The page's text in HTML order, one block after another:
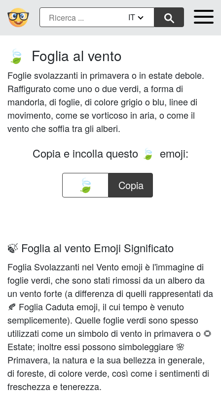
IT
🍃 Foglia al vento
Foglie svolazzanti in primavera o in estate debole.
Raffigurato come uno o due verdi, a forma di
mandorla, di foglie, di colore grigio o blu, linee di
movimento, come se vorticoso in aria, o come il
vento che soffia tra gli alberi.
Copia e incolla questo 🍃 emoji:
Copia
🍃 Foglia al vento Emoji Significato
Foglia Svolazzanti nel Vento emoji è l'immagine di
foglie verdi, che sono stati rimossi da un albero da
un vento forte (a differenza di quelli rappresentati da
🍂 Foglia Caduta emoji, il cui tempo è venuto
semplicemente). Quelle foglie verdi sono spesso
utilizzati come un simbolo di vento in primavera o 🌻
Estate; inoltre essi possono simboleggiare 🌸
Primavera, la natura e la sua bellezza in generale,
di foreste, di colore verde, così come i sentimenti di
freschezza e tenerezza.